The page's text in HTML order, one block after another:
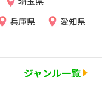
兵庫県
愛知県
ジャンル一覧